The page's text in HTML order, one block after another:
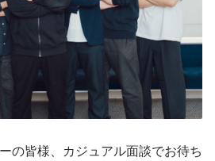
の皆様、カジュアル面談でお待ち